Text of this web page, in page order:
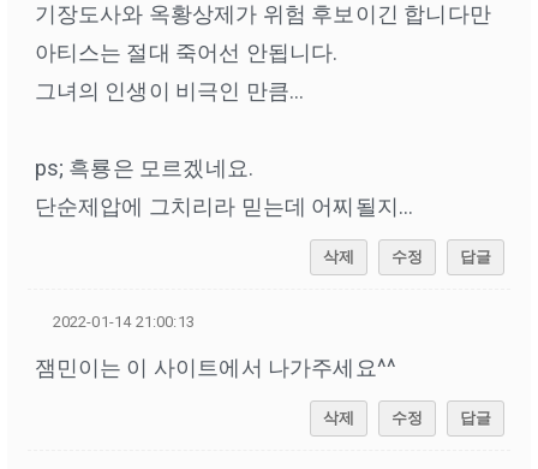
기장도사와 옥황상제가 위험 후보이긴 합니다만
아티스는 절대 죽어선 안됩니다.
그녀의 인생이 비극인 만큼...
ps; 흑룡은 모르겠네요.
단순제압에 그치리라 믿는데 어찌될지...
삭제 수정 답글
2022-01-14 21:00:13
잼민이는 이 사이트에서 나가주세요^^
삭제 수정 답글